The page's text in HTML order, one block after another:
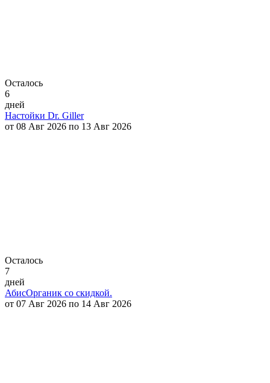
Осталось
6
дней
Настойки Dr. Giller
от 08 Авг 2026 по 13 Авг 2026
Осталось
7
дней
АбисОрганик со скидкой.
от 07 Авг 2026 по 14 Авг 2026